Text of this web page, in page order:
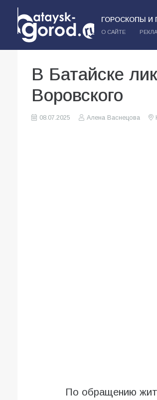
ГОРОСКОПЫ И
О САЙТЕ
В Батайске
Воровского
08.07.2025 Алена Васнецова
По обращению